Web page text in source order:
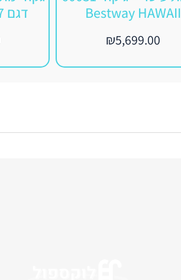
Bestway HAWAII
₪5,699.00
דגם 60027 bestway